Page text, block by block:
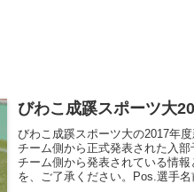
びわこ成蹊スポーツ大
びわこ成蹊スポーツ大の2017年
チーム側から正式発表された入
チーム側から発表されている情
を、ご了承ください。Pos.選手名